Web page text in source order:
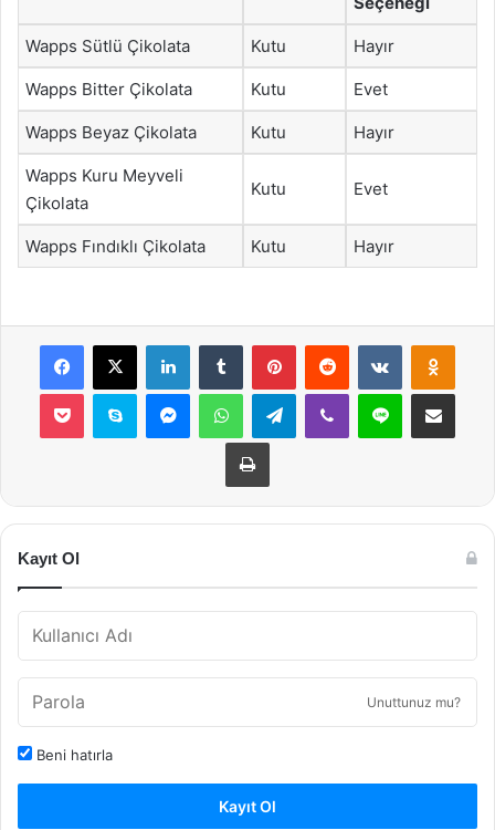
Wapps Sütlü Çikolata Kutu Hayır
Wapps Bitter Çikolata Kutu Evet
Wapps Beyaz Çikolata Kutu Hayır
Wapps Kuru Meyveli
Çikolata
Kutu Evet
Wapps Fındıklı Çikolata Kutu Hayır
Facebook
X LinkedInTumblr PinterestReddit VKontakte
Pocket Skype MessengerWhatsAppTelegramViber Line E-Posta ile
Yazdır
Kayıt Ol
Unuttunuz mu?
Beni hatırla
Kayıt Ol